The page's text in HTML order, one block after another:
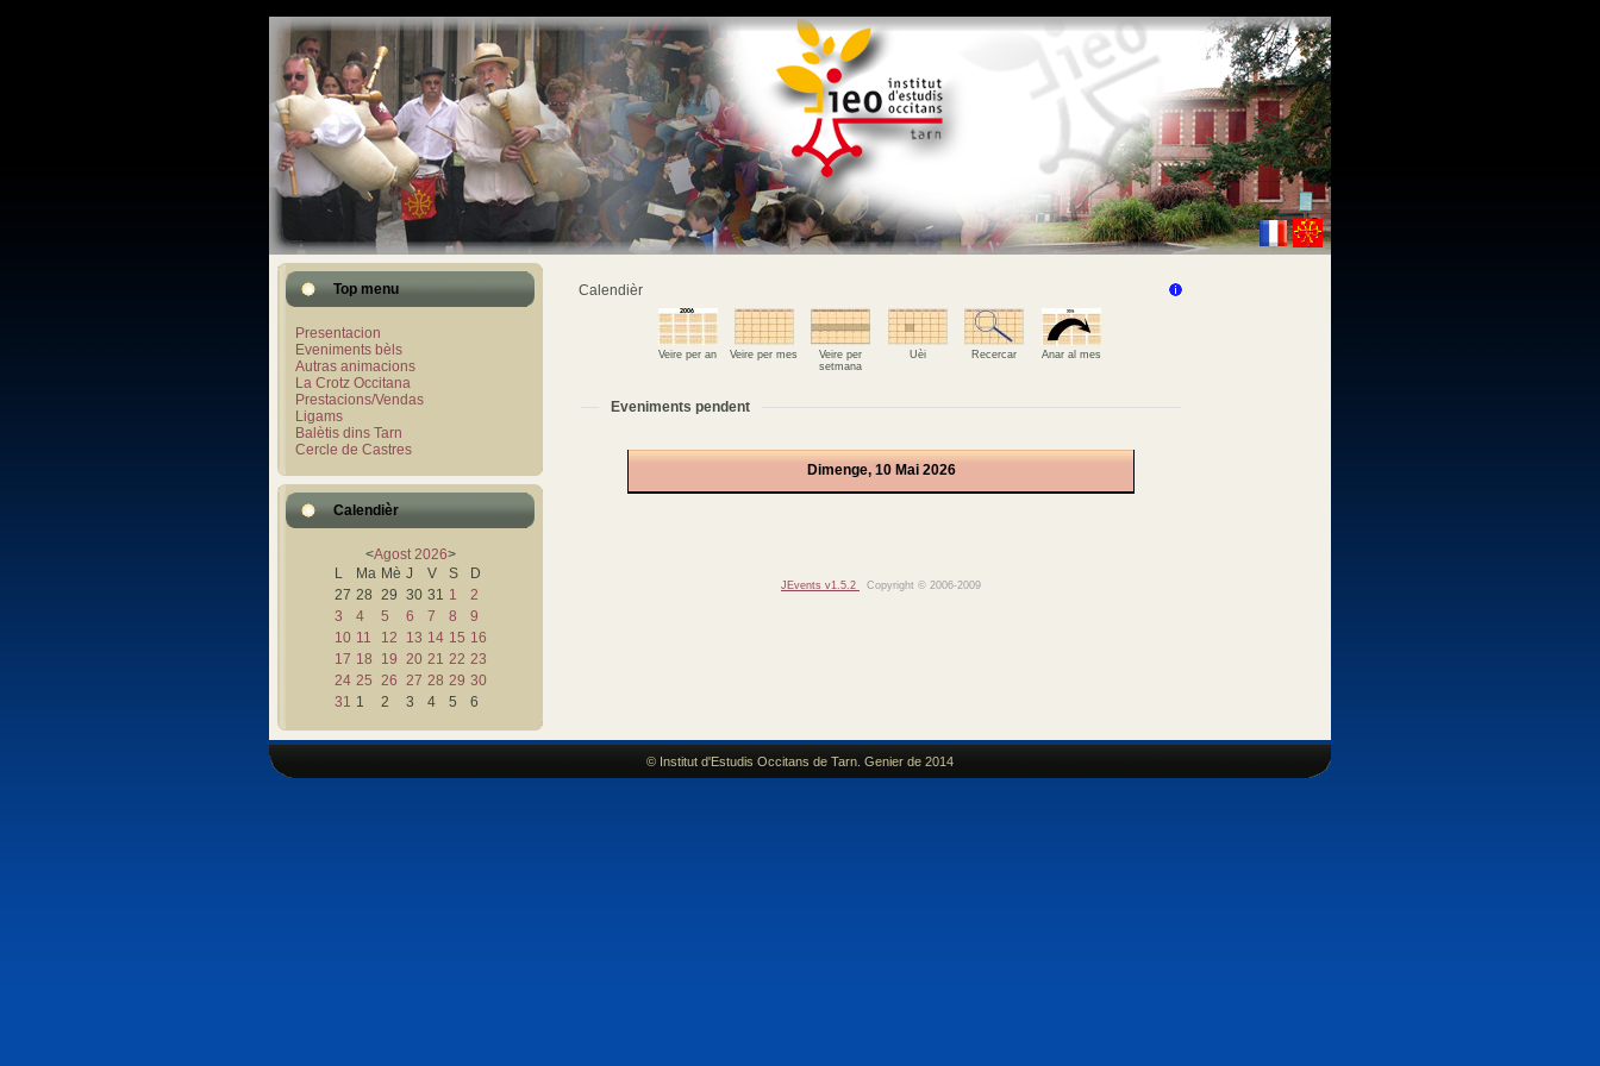
Top menu
Presentacion
Eveniments bèls
Autras animacions
La Crotz Occitana
Prestacions/Vendas
Ligams
Balètis dins Tarn
Cercle de Castres
Calendièr
<Agost 2026>
L
Ma Mè J V S
D
27 28 29 30 31 1
2
3
4 5 6 7 8
9
10 11 12 13 14 15 16
17 18 19 20 21 22 23
24 25 26 27 28 29 30
31 1 2 3 4 5 6
Calendièr
Veire per an Veire per mes
Veire per
setmana
Uèi Recercar Anar al mes
Eveniments pendent
Dimenge, 10 Mai 2026
JEvents v1.5.2 Copyright © 2006-2009
© Institut d'Estudis Occitans de Tarn. Genier de 2014